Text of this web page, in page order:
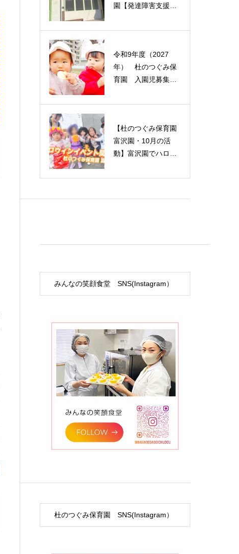
園【発達障害支援・
令和9年度（2027
年） 杜のつぐみ保
育園 入園児募集に
多賀園・富沢園
【杜のつぐみ保育園
富沢園・10月の活
動】富沢園でハロウ
【仙台市】
園【発達障害支援・
みんなの笑顔食堂 SNS(Instagram）
杜のつぐみ保育園 SNS(Instagram）